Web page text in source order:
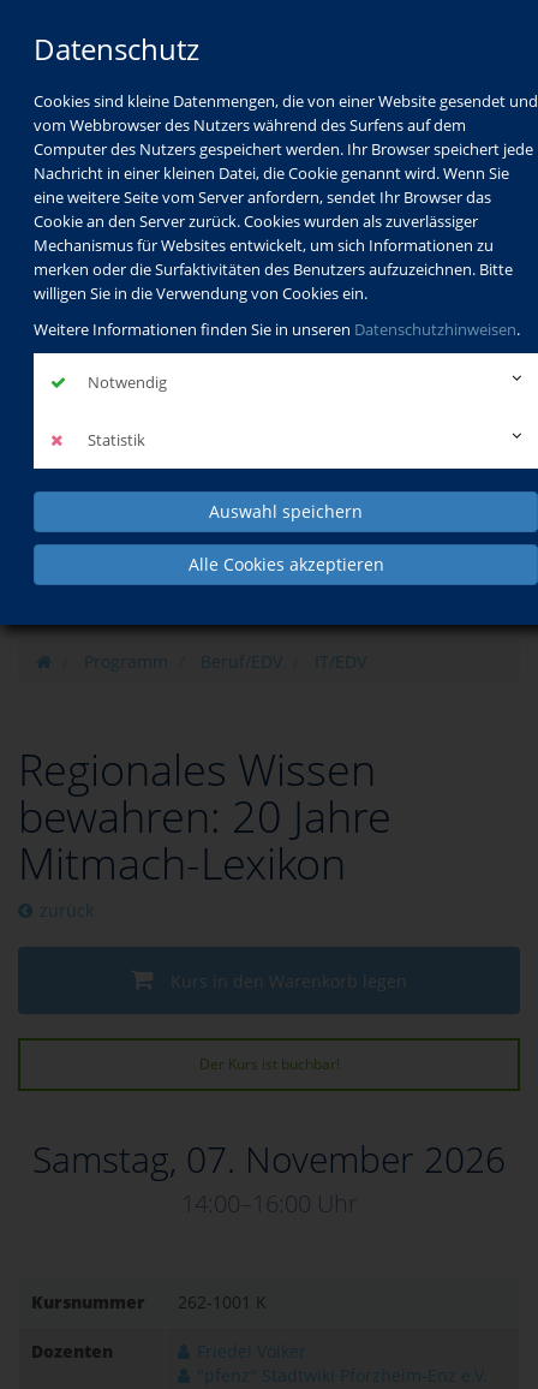
Datenschutz
Cookies sind kleine Datenmengen, die von einer Website gesendet und
vom Webbrowser des Nutzers während des Surfens auf dem
Computer des Nutzers gespeichert werden. Ihr Browser speichert jede
Nachricht in einer kleinen Datei, die Cookie genannt wird. Wenn Sie
eine weitere Seite vom Server anfordern, sendet Ihr Browser das
Cookie an den Server zurück. Cookies wurden als zuverlässiger
Mechanismus für Websites entwickelt, um sich Informationen zu
merken oder die Surfaktivitäten des Benutzers aufzuzeichnen. Bitte
willigen Sie in die Verwendung von Cookies ein.
Weitere Informationen finden Sie in unseren Datenschutzhinweisen.
Notwendig
Statistik
Auswahl speichern
Alle Cookies akzeptieren
Programm
Schulabschlüsse
Schulkindbetreuung
Service
Programm Beruf/EDV IT/EDV
Regionales Wissen
bewahren: 20 Jahre
Mitmach-Lexikon
zurück
Kurs in den Warenkorb legen
Der Kurs ist buchbar!
Samstag, 07. November 2026
14:00–16:00 Uhr
Kursnummer 262-1001 K
Dozenten
Friedel Völker
"pfenz" Stadtwiki Pforzheim-Enz e.V.